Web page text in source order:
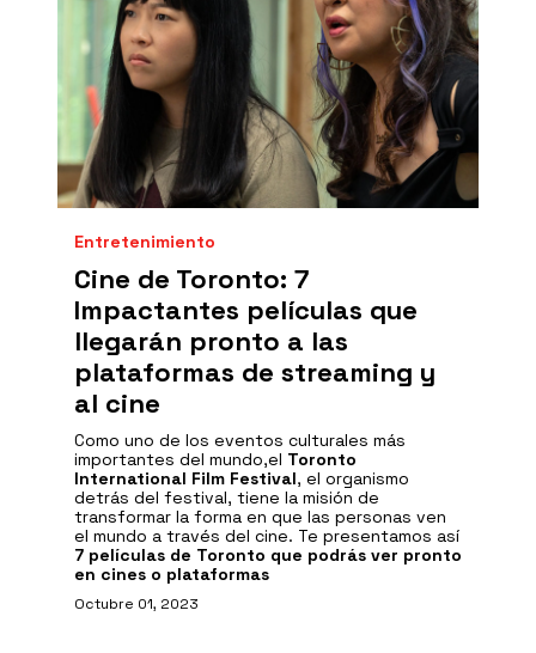
Entretenimiento
Cine de Toronto: 7
Impactantes películas que
llegarán pronto a las
plataformas de streaming y
al cine
Como uno de los eventos culturales más
importantes del mundo,el Toronto
International Film Festival, el organismo
detrás del festival, tiene la misión de
transformar la forma en que las personas ven
el mundo a través del cine. Te presentamos así
7 películas de Toronto que podrás ver pronto
en cines o plataformas
Octubre 01, 2023